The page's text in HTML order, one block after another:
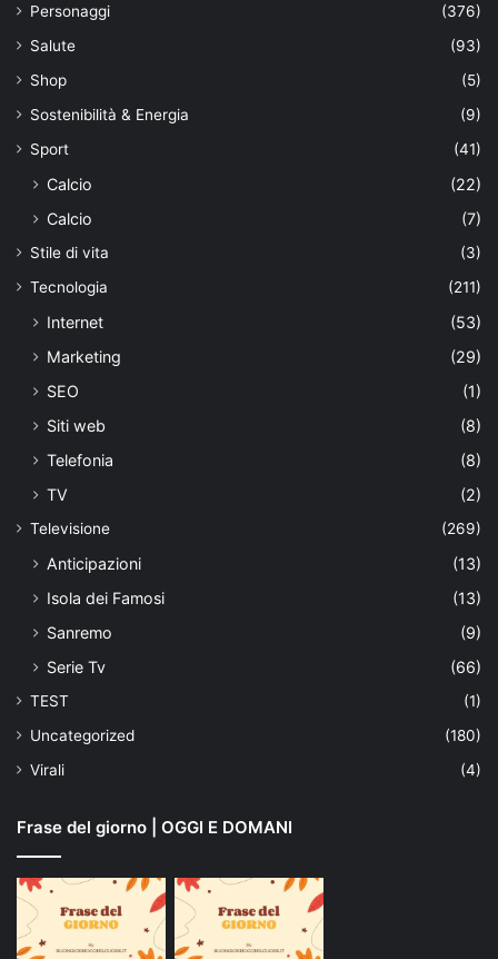
Personaggi
(376)
Salute
(93)
Shop
(5)
Sostenibilità & Energia
(9)
Sport
(41)
Calcio
(22)
Calcio
(7)
Stile di vita
(3)
Tecnologia
(211)
Internet
(53)
Marketing
(29)
SEO
(1)
Siti web
(8)
Telefonia
(8)
TV
(2)
Televisione (269)
Anticipazioni
(13)
Isola dei Famosi
(13)
Sanremo
(9)
Serie Tv
(66)
TEST
(1)
Uncategorized
(180)
Virali
(4)
Frase del giorno | OGGI E DOMANI